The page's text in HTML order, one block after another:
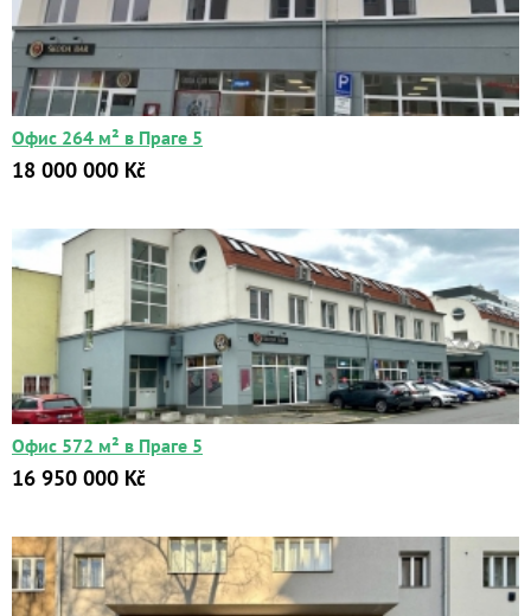
Офис 264 м² в Праге 5
18 000 000 Kč
Офис 572 м² в Праге 5
16 950 000 Kč